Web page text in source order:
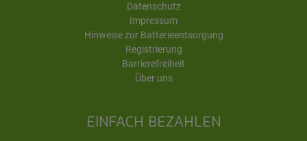
EINFACH BEZAHLEN
Datenschutz
Impressum
Hinweise zur Batterieentsorgung
Registrierung
Barrierefreiheit
Über uns